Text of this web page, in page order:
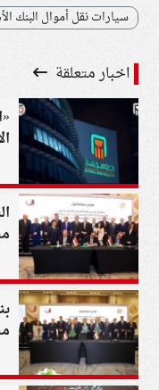
سيارات نقل أموال البنك
اخبار متعلقة